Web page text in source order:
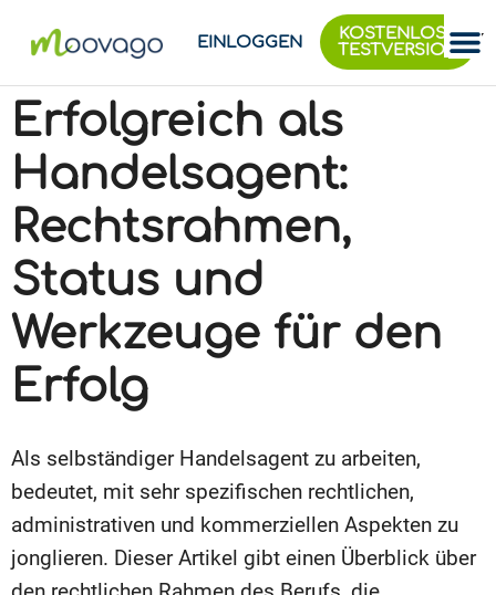
EINLOGGEN
KOSTENLOSE
TESTVERSION
Erfolgreich als
Handelsagent:
Rechtsrahmen,
Status und
Werkzeuge für den
Erfolg
Als selbständiger Handelsagent zu arbeiten,
bedeutet, mit sehr spezifischen rechtlichen,
administrativen und kommerziellen Aspekten zu
jonglieren. Dieser Artikel gibt einen Überblick über